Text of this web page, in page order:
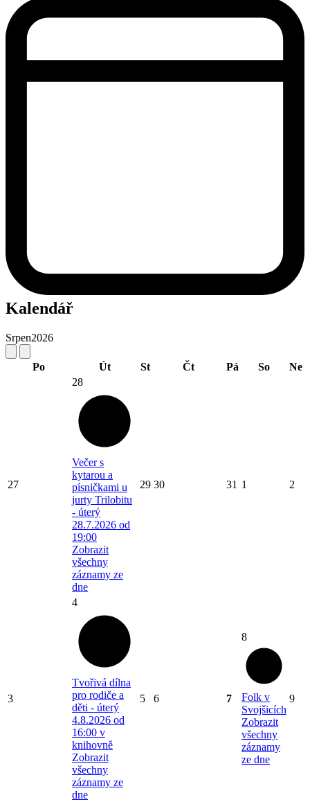
Kalendář
Srpen2026
Po Út St Čt Pá So Ne
27
28
Večer s
kytarou a
písničkami u
jurty Trilobitu
- úterý
28.7.2026 od
19:00
Zobrazit
všechny
záznamy ze
dne
29 30 31 1 2
3
4
Tvořivá dílna
pro rodiče a
děti - úterý
4.8.2026 od
16:00 v
knihovně
Zobrazit
všechny
záznamy ze
dne
5 6 7
8
Folk v
Svojšicích
Zobrazit
všechny
záznamy
ze dne
9